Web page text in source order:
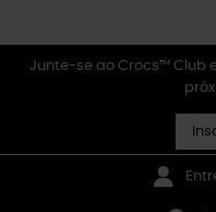
Junte-se ao Crocs™ Club